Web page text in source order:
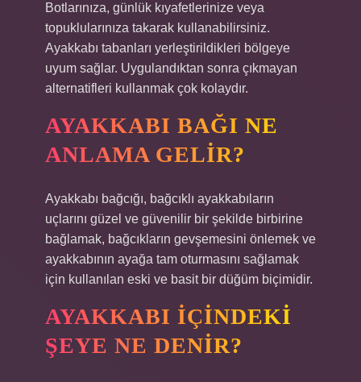
Botlarınıza, günlük kıyafetlerinize veya
topuklularınıza takarak kullanabilirsiniz.
Ayakkabı tabanları yerleştirildikleri bölgeye
uyum sağlar. Uygulandıktan sonra çıkmayan
alternatifleri kullanmak çok kolaydır.
AYAKKABI BAĞI NE
ANLAMA GELIR?
Ayakkabı bağcığı, bağcıklı ayakkabıların
uçlarını güzel ve güvenilir bir şekilde birbirine
bağlamak, bağcıkların gevşemesini önlemek ve
ayakkabının ayağa tam oturmasını sağlamak
için kullanılan eski ve basit bir düğüm biçimidir.
AYAKKABI IÇINDEKI
ŞEYE NE DENIR?